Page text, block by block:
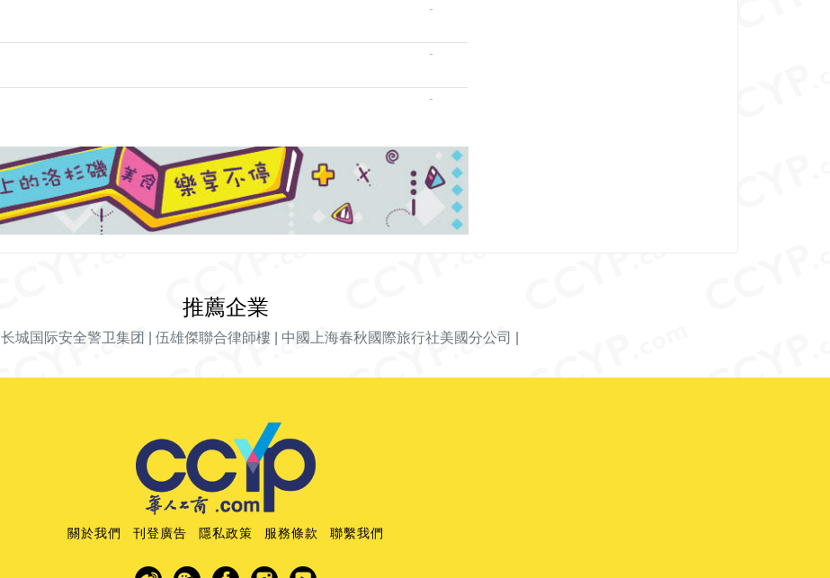
-
-
-
推薦企業
长城国际安全警卫集团 伍雄傑聯合律師樓 中國上海春秋國際旅行社美國分公司
關於我們 刊登廣告 隱私政策 服務條款 聯繫我們